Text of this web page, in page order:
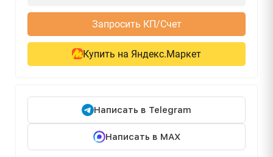
Запросить КП/Счет
Купить на Яндекс.Маркет
Написать в Telegram
Написать в MAX